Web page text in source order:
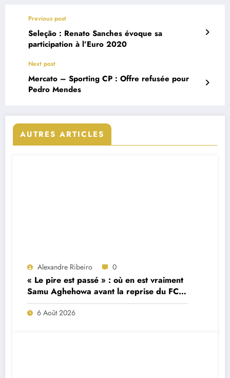
Previous post
Seleção : Renato Sanches évoque sa
participation à l’Euro 2020
Next post
Mercato – Sporting CP : Offre refusée pour
Pedro Mendes
AUTRES ARTICLES
Alexandre Ribeiro 0
« Le pire est passé » : où en est vraiment
Samu Aghehowa avant la reprise du FC
Porto ?
6 Août 2026